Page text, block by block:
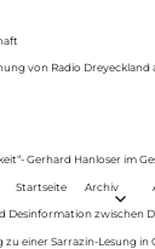
von Radio Dreyeckland
Gerhard Hanloser im
Startseite Archiv
Desinformation zwischen
einer Sarrazin-Lesung in